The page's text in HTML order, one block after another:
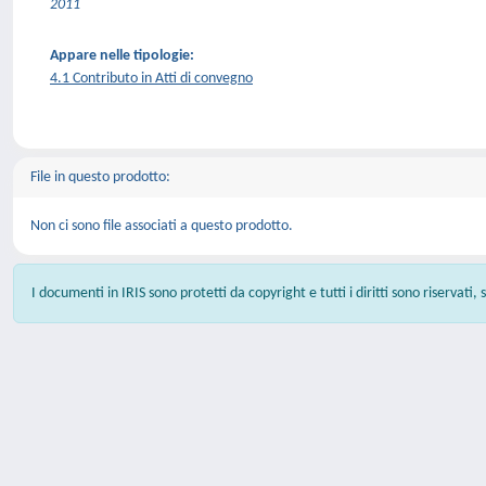
2011
Appare nelle tipologie:
4.1 Contributo in Atti di convegno
File in questo prodotto:
Non ci sono file associati a questo prodotto.
I documenti in IRIS sono protetti da copyright e tutti i diritti sono riservati,